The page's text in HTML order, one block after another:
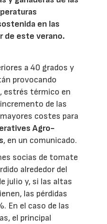
en las
de este verano.
a 40 grados y
provocando
estrés térmico en
de las
costes para
Agro-
, en un comunicado.
socias de tomate
alrededor del
julio y, si las altas
las pérdidas
En el caso de las
el principal